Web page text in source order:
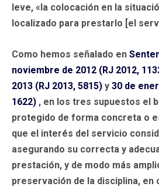
leve, «la colocación en la
localizado para prestarlo [el
Como hemos señalado en
noviembre de 2012 (RJ 2012,
2013 (RJ 2013, 5815) y 30 de
1622) , en los tres supuestos el
protegido de forma concreta o
que el interés del servicio
asegurando su correcta y
prestación, y de modo más
preservación de la disciplina, en